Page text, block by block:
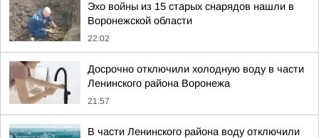
Эхо войны из 15 старых снарядов нашли в
Воронежской области
22:02
Досрочно отключили холодную воду в части
Ленинского района Воронежа
21:57
В части Ленинского района воду отключили